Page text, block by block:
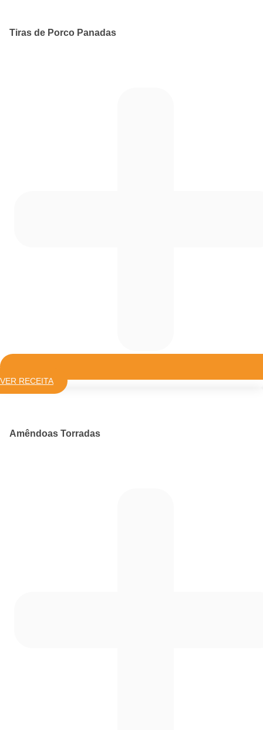
Tiras de Porco Panadas
VER RECEITA
Amêndoas Torradas